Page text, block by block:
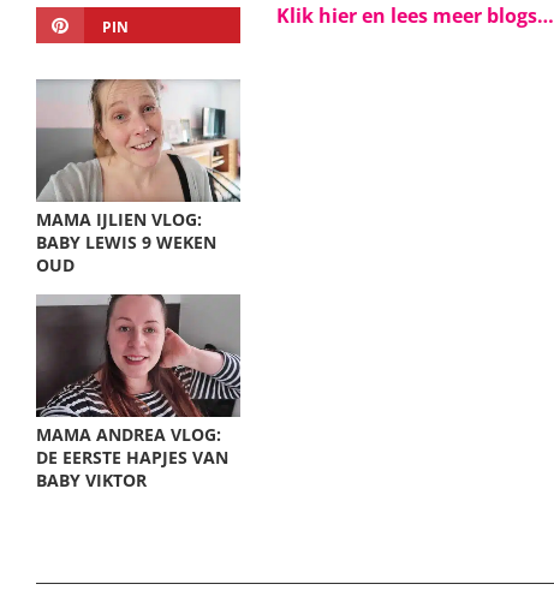
PIN
MAMA IJLIEN VLOG:
BABY LEWIS 9 WEKEN
OUD
MAMA ANDREA VLOG:
DE EERSTE HAPJES VAN
BABY VIKTOR
Klik hier en lees meer blogs…